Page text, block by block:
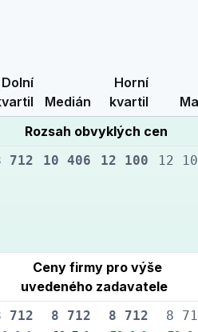
Dolní
Medián
Horní
kvartil
Rozsah obvyklých cen
712 10 406 12 100 12
Ceny firmy pro výše
uvedeného zadavatele
712 8 712 8 712 8